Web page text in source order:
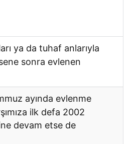
ya da tuhaf anlarıyla
sonra evlenen
ayında evlenme
ilk defa 2002
devam etse de